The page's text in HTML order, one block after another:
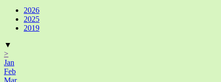
2026
2025
2019
▼
>
Jan
Feb
Mar